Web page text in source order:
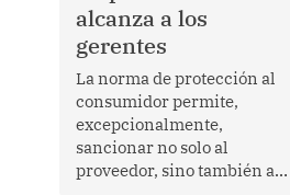
diálogo, fortalecer los
vínculos entre los pueblos y
proyectar una imagen de
cooperación en una región
que enfrenta desafíos en
materia de desarrollo,
cohesión social y
gobernabilidad.
alcanza a los
gerentes
La norma de protección al
consumidor permite,
excepcionalmente,
sancionar no solo al
proveedor, sino también a